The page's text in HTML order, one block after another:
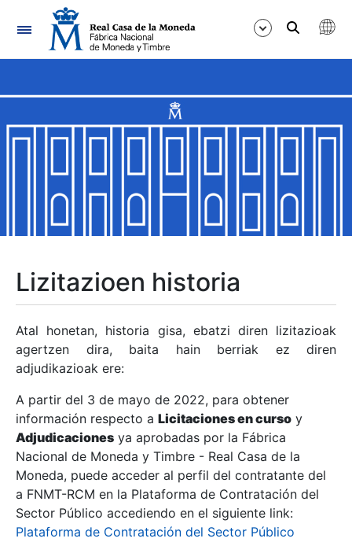
Nabigazioa
Erakutsi/Ezkutatu
Erakutsi/Ezkutatu
Erakutsi/Ezkutatu
Erakutsi/Ezkutatu
Erakutsi/Ezkutatu
Erakutsi/Ezkutatu
Erakutsi/Ezkutatu
Lizitazioen historia
Atal honetan, historia gisa, ebatzi diren lizitazioak
agertzen dira, baita hain berriak ez diren
adjudikazioak ere:
A partir del 3 de mayo de 2022, para obtener
información respecto a Licitaciones en curso y
Adjudicaciones ya aprobadas por la Fábrica
Nacional de Moneda y Timbre - Real Casa de la
Moneda, puede acceder al perfil del contratante del
a FNMT-RCM en la Plataforma de Contratación del
Sector Público accediendo en el siguiente link:
Plataforma de Contratación del Sector Público